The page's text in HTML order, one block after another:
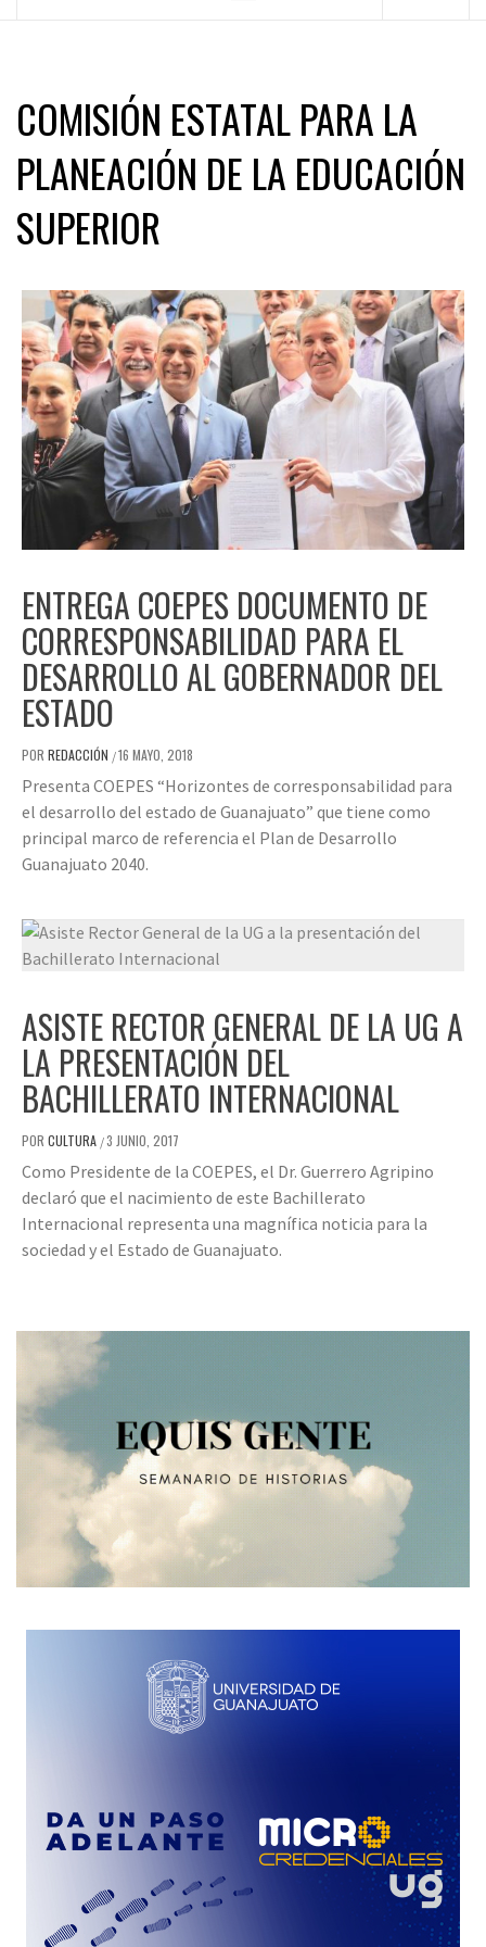
COMISIÓN ESTATAL PARA LA
PLANEACIÓN DE LA EDUCACIÓN
SUPERIOR
ENTREGA COEPES DOCUMENTO DE
CORRESPONSABILIDAD PARA EL
DESARROLLO AL GOBERNADOR DEL
ESTADO
POR REDACCIÓN /16 MAYO, 2018
Presenta COEPES “Horizontes de corresponsabilidad para
el desarrollo del estado de Guanajuato” que tiene como
principal marco de referencia el Plan de Desarrollo
Guanajuato 2040.
ASISTE RECTOR GENERAL DE LA UG A
LA PRESENTACIÓN DEL
BACHILLERATO INTERNACIONAL
POR CULTURA /3 JUNIO, 2017
Como Presidente de la COEPES, el Dr. Guerrero Agripino
declaró que el nacimiento de este Bachillerato
Internacional representa una magnífica noticia para la
sociedad y el Estado de Guanajuato.